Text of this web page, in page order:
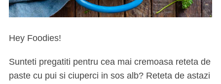
Hey Foodies!
Sunteti pregatiti pentru cea mai cremoasa reteta de
paste cu pui si ciuperci in sos alb? Reteta de astazi